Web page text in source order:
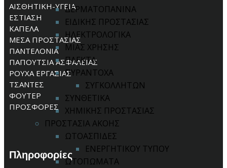
ΔΕΡΜΑΤΟΠΑΝΙΝΑ
ΕΙΔΙΚΗΣ ΠΡΟΣΤΑΣΙΑΣ
ΗΛΕΚΤΡΟΛΟΓΙΚΑ
ΜΙΑΣ ΧΡΗΣΗΣ
ΠΛΕΚΤΑ
ΠΥΡΑΝΤΟΧΑ
ΣΥΓΚΟΛΛΗΤΩΝ
ΣΥΝΘΕΤΙΚΑ
ΧΗΜΙΚΗΣ ΠΡΟΣΤΑΣΙΑΣ
ΠΡΟΣΤΑΣΙΑ ΑΚΟΗΣ
ΩΤΟΑΣΠΙΔΕΣ
ΕΝΕΡΓΗΤΙΚΟΥ ΤΥΠΟΥ
ΩΤΟΠΩΜΑΤΑ
ΑΙΣΘΗΤΙΚΗ-ΥΓΕΙΑ
ΕΣΤΙΑΣΗ
ΚΑΠΕΛΑ
ΜΕΣΑ ΠΡΟΣΤΑΣΙΑΣ
ΠΑΝΤΕΛΟΝΙΑ
ΠΑΠΟΥΤΣΙΑ ΑΣΦΑΛΕΙΑΣ
ΡΟΥΧΑ ΕΡΓΑΣΙΑΣ
ΤΣΑΝΤΕΣ
ΦΟΥΤΕΡ
ΠΡΟΣΦΟΡΕΣ
Πληροφορίες